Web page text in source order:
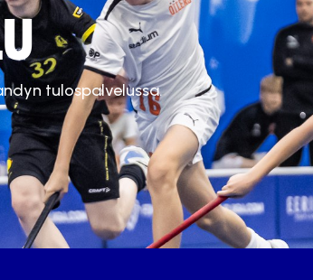
tulospalvelussa.